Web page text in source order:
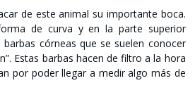
de este animal su importante boca.
de curva y en la parte superior
córneas que se suelen conocer
Estas barbas hacen de filtro a la hora
por poder llegar a medir algo más de